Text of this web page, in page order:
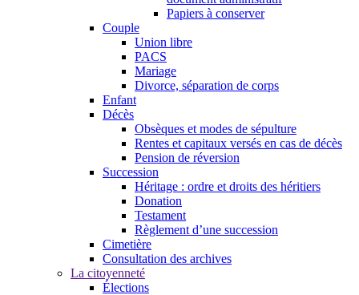
Papiers à conserver
Couple
Union libre
PACS
Mariage
Divorce, séparation de corps
Enfant
Décès
Obsèques et modes de sépulture
Rentes et capitaux versés en cas de décès
Pension de réversion
Succession
Héritage : ordre et droits des héritiers
Donation
Testament
Règlement d’une succession
Cimetière
Consultation des archives
La citoyenneté
Élections